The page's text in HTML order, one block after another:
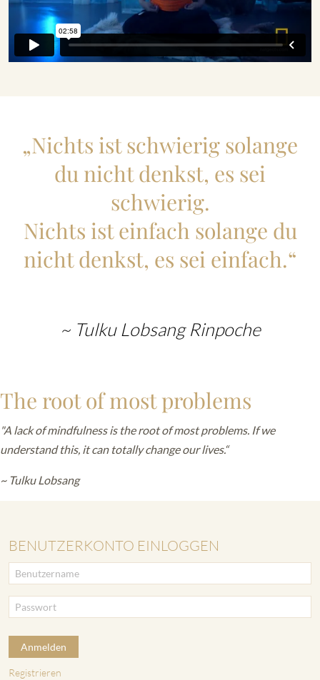
„Nichts ist schwierig solange
du nicht denkst, es sei
schwierig.
Nichts ist einfach solange du
nicht denkst, es sei einfach.“
~ Tulku Lobsang Rinpoche
The root of most problems
"A lack of mindfulness is the root of most problems. If we
understand this, it can totally change our lives.“
~ Tulku Lobsang
BENUTZERKONTO EINLOGGEN
Anmelden
Registrieren